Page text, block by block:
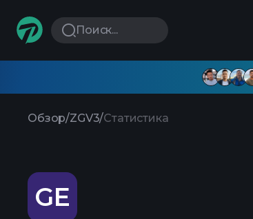
Поиск...
Обзор/ZGV3/Статистика
GE